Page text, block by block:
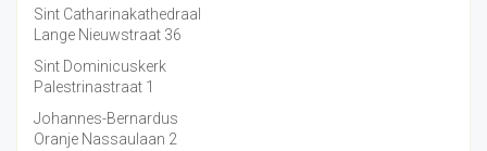
Sint Catharinakathedraal
Lange Nieuwstraat 36
Sint Dominicuskerk
Palestrinastraat 1
Johannes-Bernardus
Oranje Nassaulaan 2